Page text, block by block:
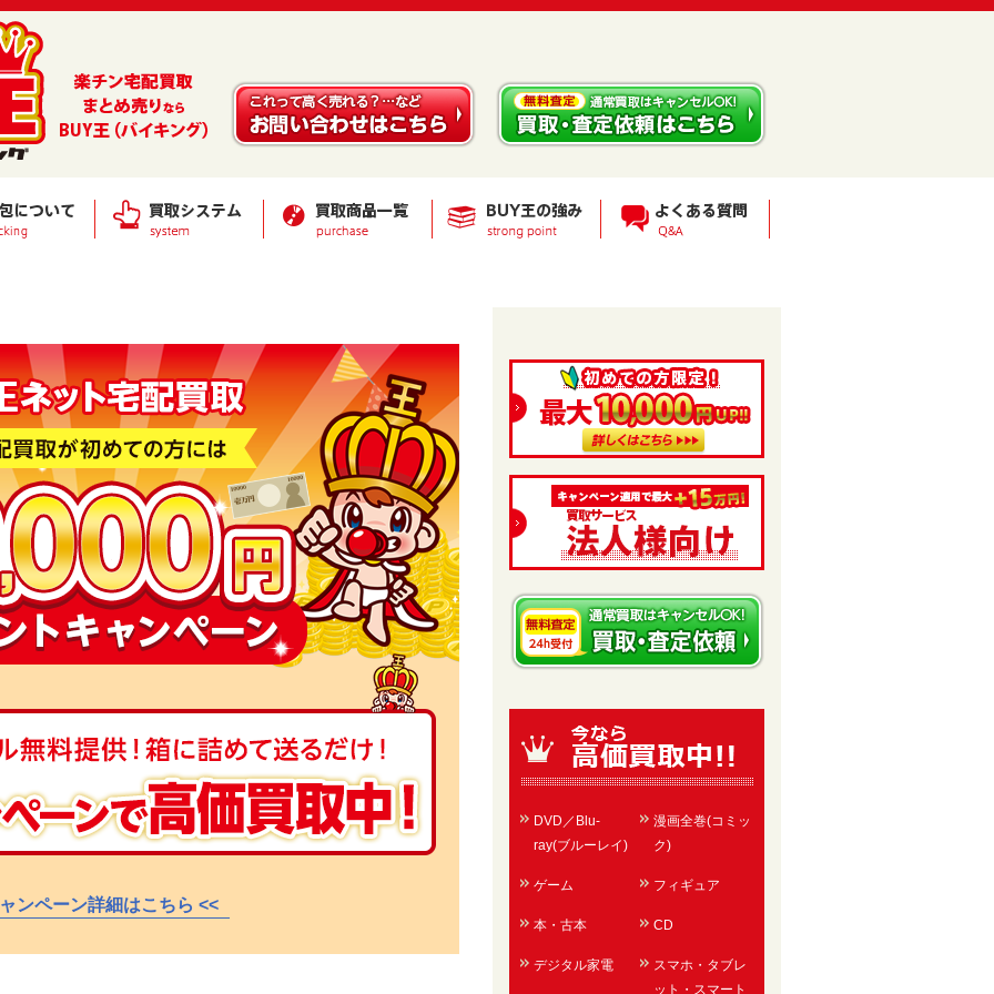
ンペーン詳細はこちら <<
DVD／Blu-
ray(ブルーレイ)
漫画全巻(コミッ
ク)
ゲーム フィギュア
本・古本 CD
デジタル家電
スマホ・タブレ
ット・スマート